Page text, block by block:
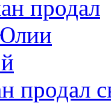
продал